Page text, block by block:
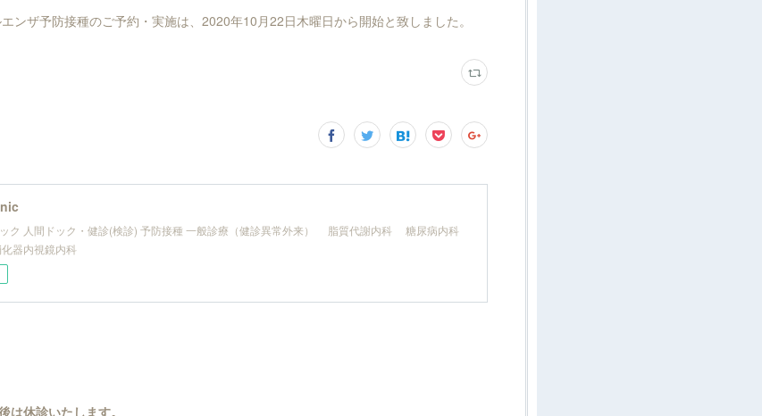
ンザ予防接種のご予約・実施は、2020年10月22日木曜日から開始と致しました。
ック 人間ドック・健診(検診) 予防接種 一般診療（健診異常外来） 脂質代謝内科 糖尿病内科
器内視鏡内科
休診いたします。